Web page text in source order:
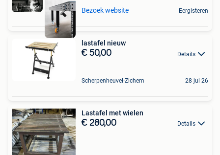
Bezoek website Eergisteren
lastafel nieuw
€ 50,00 Details
Scherpenheuvel-Zichem 28 jul 26
Lastafel met wielen
€ 280,00 Details